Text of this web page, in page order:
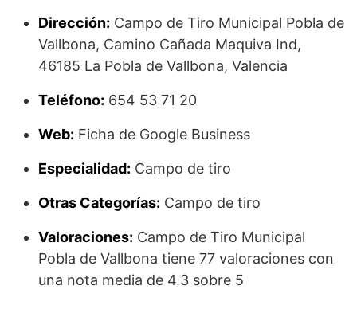
Dirección: Campo de Tiro Municipal Pobla de
Vallbona, Camino Cañada Maquiva Ind,
46185 La Pobla de Vallbona, Valencia
Teléfono: 654 53 71 20
Web: Ficha de Google Business
Especialidad: Campo de tiro
Otras Categorías: Campo de tiro
Valoraciones: Campo de Tiro Municipal
Pobla de Vallbona tiene 77 valoraciones con
una nota media de 4.3 sobre 5